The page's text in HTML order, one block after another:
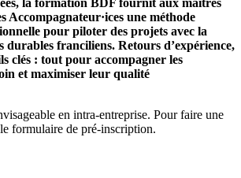
la formation BDF fournit aux maîtres
Accompagnateur·ices une méthode
pour piloter des projets avec la
durables franciliens. Retours d’expérience,
clés : tout pour accompagner les
et maximiser leur qualité
en intra-entreprise. Pour faire une
formulaire de pré-inscription.